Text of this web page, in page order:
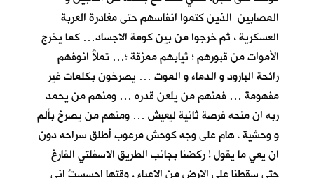
المصابين الذين كتموا انفاسهم حتى مغادرة العربة
العسكرية ، ثم خرجوا من بين كومة الاجساد… كما يخرج
الأموات من قبورهم ؛ ثيابهم ممزقة ؛… تملأُ انوفهم
رائحة البارود و الدماء و الموت … يصرخون بكلمات غير
مفهومة … فمنهم من يلعن قدره … ومنهم من يحمد
ربه ان منحه فرصة ثانية ليعيش … ومنهم من يصرخ بألم
و وحشية ، هام على وجه كوحش مرعوب أَطلق سراحه دون
ان يعي ما يقول ! ركضنا بجانب الطريق الاسفلتي الفارغ